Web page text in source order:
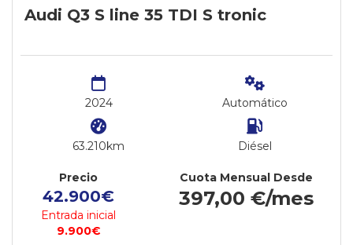
Audi Q3 S line 35 TDI S tronic
2024
63.210km
Automático
Diésel
Precio
42.900€
Entrada inicial
9.900€
Cuota Mensual Desde
397,00 €/mes